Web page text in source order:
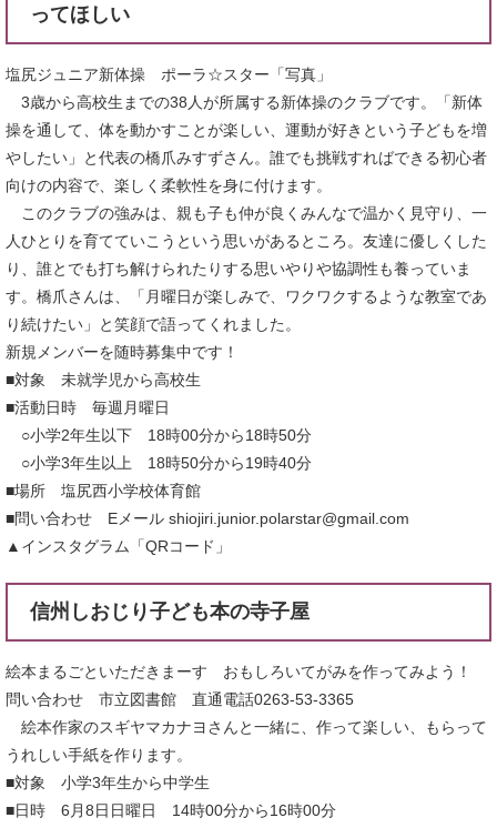
ってほしい
塩尻ジュニア新体操 ポーラ☆スター「写真」
3歳から高校生までの38人が所属する新体操のクラブです。「新体
操を通して、体を動かすことが楽しい、運動が好きという子どもを増
やしたい」と代表の橋爪みすずさん。誰でも挑戦すればできる初心者
向けの内容で、楽しく柔軟性を身に付けます。
このクラブの強みは、親も子も仲が良くみんなで温かく見守り、一
人ひとりを育てていこうという思いがあるところ。友達に優しくした
り、誰とでも打ち解けられたりする思いやりや協調性も養っていま
す。橋爪さんは、「月曜日が楽しみで、ワクワクするような教室であ
り続けたい」と笑顔で語ってくれました。
新規メンバーを随時募集中です！
■対象 未就学児から高校生
■活動日時 毎週月曜日
○小学2年生以下 18時00分から18時50分
○小学3年生以上 18時50分から19時40分
■場所 塩尻西小学校体育館
■問い合わせ Eメール shiojiri.junior.polarstar@gmail.com
▲インスタグラム「QRコード」
信州しおじり子ども本の寺子屋
絵本まるごといただきまーす おもしろいてがみを作ってみよう！
問い合わせ 市立図書館 直通電話0263-53-3365
絵本作家のスギヤマカナヨさんと一緒に、作って楽しい、もらって
うれしい手紙を作ります。
■対象 小学3年生から中学生
■日時 6月8日日曜日 14時00分から16時00分